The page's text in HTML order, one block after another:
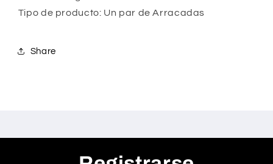
Tipo de producto: Un par de Arracadas
Share